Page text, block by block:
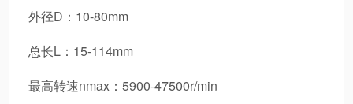
外径D：10-80mm
总长L：15-114mm
最高转速nmax：5900-47500r/min